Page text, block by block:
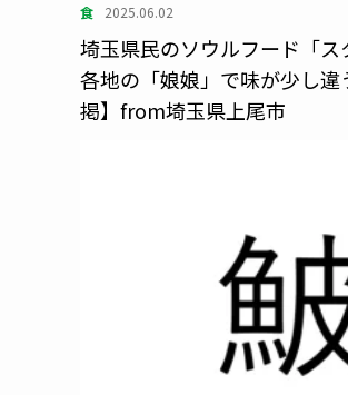
食 2025.06.02
埼玉県民のソウルフード「
各地の「娘娘」で味が少し
掲】from埼玉県上尾市